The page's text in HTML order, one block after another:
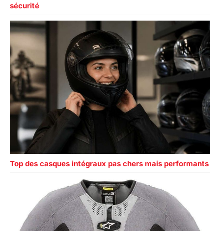
sécurité
Top des casques intégraux pas chers mais performants